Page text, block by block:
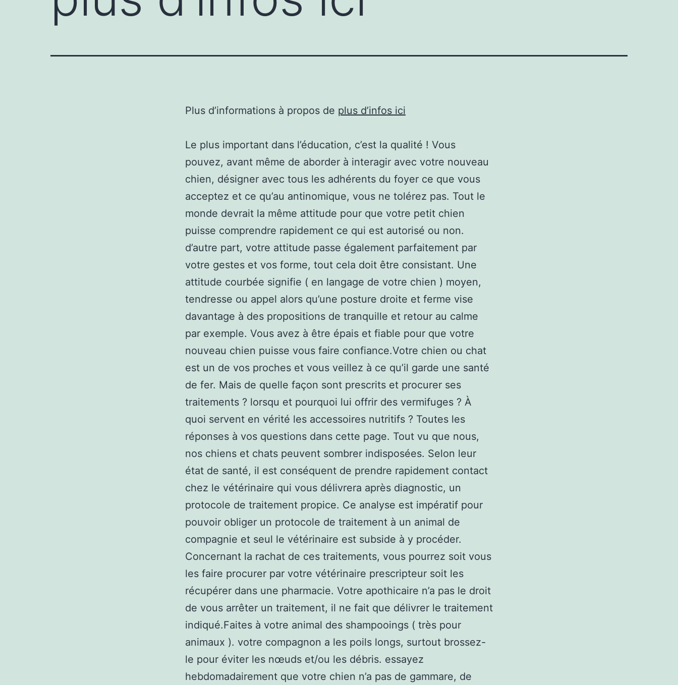
Plus d’informations à propos de plus d’infos ici
Le plus important dans l’éducation, c’est la qualité ! Vous
pouvez, avant même de aborder à interagir avec votre nouveau
chien, désigner avec tous les adhérents du foyer ce que vous
acceptez et ce qu’au antinomique, vous ne tolérez pas. Tout le
monde devrait la même attitude pour que votre petit chien
puisse comprendre rapidement ce qui est autorisé ou non.
d’autre part, votre attitude passe également parfaitement par
votre gestes et vos forme, tout cela doit être consistant. Une
attitude courbée signifie ( en langage de votre chien ) moyen,
tendresse ou appel alors qu’une posture droite et ferme vise
davantage à des propositions de tranquille et retour au calme
par exemple. Vous avez à être épais et fiable pour que votre
nouveau chien puisse vous faire confiance.Votre chien ou chat
est un de vos proches et vous veillez à ce qu’il garde une santé
de fer. Mais de quelle façon sont prescrits et procurer ses
traitements ? lorsqu et pourquoi lui offrir des vermifuges ? À
quoi servent en vérité les accessoires nutritifs ? Toutes les
réponses à vos questions dans cette page. Tout vu que nous,
nos chiens et chats peuvent sombrer indisposées. Selon leur
état de santé, il est conséquent de prendre rapidement contact
chez le vétérinaire qui vous délivrera après diagnostic, un
protocole de traitement propice. Ce analyse est impératif pour
pouvoir obliger un protocole de traitement à un animal de
compagnie et seul le vétérinaire est subside à y procéder.
Concernant la rachat de ces traitements, vous pourrez soit vous
les faire procurer par votre vétérinaire prescripteur soit les
récupérer dans une pharmacie. Votre apothicaire n’a pas le droit
de vous arrêter un traitement, il ne fait que délivrer le traitement
indiqué.Faites à votre animal des shampooings ( très pour
animaux ). votre compagnon a les poils longs, surtout brossez-
le pour éviter les nœuds et/ou les débris. essayez
hebdomadairement que votre chien n’a pas de gammare, de